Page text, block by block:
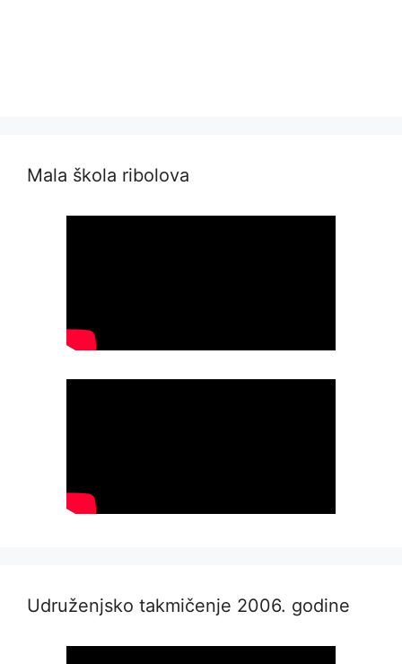
Mala škola ribolova
Udruženjsko takmičenje 2006. godine